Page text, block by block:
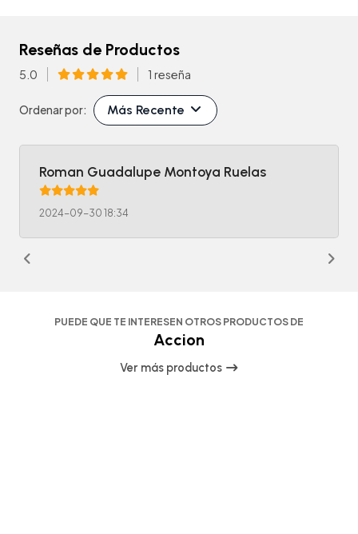
Reseñas de Productos
5.0 1 reseña
Ordenar por: Más Recente
Roman Guadalupe Montoya Ruelas
2024-09-30 18:34
PUEDE QUE TE INTERESEN OTROS PRODUCTOS DE
Accion
Ver más productos